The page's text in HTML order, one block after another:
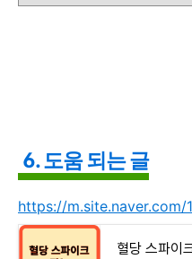
6. 도움 되는 글
https://m.site.naver.com/
혈당 스파이